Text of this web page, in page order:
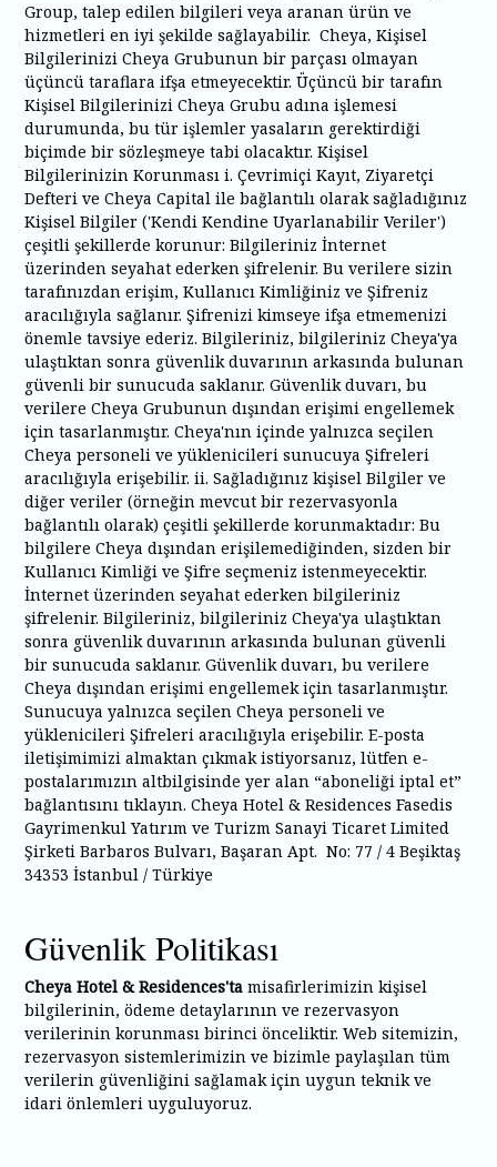
Group, talep edilen bilgileri veya aranan ürün ve
hizmetleri en iyi şekilde sağlayabilir. Cheya, Kişisel
Bilgilerinizi Cheya Grubunun bir parçası olmayan
üçüncü taraflara ifşa etmeyecektir. Üçüncü bir tarafın
Kişisel Bilgilerinizi Cheya Grubu adına işlemesi
durumunda, bu tür işlemler yasaların gerektirdiği
biçimde bir sözleşmeye tabi olacaktır. Kişisel
Bilgilerinizin Korunması i. Çevrimiçi Kayıt, Ziyaretçi
Defteri ve Cheya Capital ile bağlantılı olarak sağladığınız
Kişisel Bilgiler ('Kendi Kendine Uyarlanabilir Veriler')
çeşitli şekillerde korunur: Bilgileriniz İnternet
üzerinden seyahat ederken şifrelenir. Bu verilere sizin
tarafınızdan erişim, Kullanıcı Kimliğiniz ve Şifreniz
aracılığıyla sağlanır. Şifrenizi kimseye ifşa etmemenizi
önemle tavsiye ederiz. Bilgileriniz, bilgileriniz Cheya'ya
ulaştıktan sonra güvenlik duvarının arkasında bulunan
güvenli bir sunucuda saklanır. Güvenlik duvarı, bu
verilere Cheya Grubunun dışından erişimi engellemek
için tasarlanmıştır. Cheya'nın içinde yalnızca seçilen
Cheya personeli ve yüklenicileri sunucuya Şifreleri
aracılığıyla erişebilir. ii. Sağladığınız kişisel Bilgiler ve
diğer veriler (örneğin mevcut bir rezervasyonla
bağlantılı olarak) çeşitli şekillerde korunmaktadır: Bu
bilgilere Cheya dışından erişilemediğinden, sizden bir
Kullanıcı Kimliği ve Şifre seçmeniz istenmeyecektir.
İnternet üzerinden seyahat ederken bilgileriniz
şifrelenir. Bilgileriniz, bilgileriniz Cheya'ya ulaştıktan
sonra güvenlik duvarının arkasında bulunan güvenli
bir sunucuda saklanır. Güvenlik duvarı, bu verilere
Cheya dışından erişimi engellemek için tasarlanmıştır.
Sunucuya yalnızca seçilen Cheya personeli ve
yüklenicileri Şifreleri aracılığıyla erişebilir. E-posta
iletişimimizi almaktan çıkmak istiyorsanız, lütfen e-
postalarımızın altbilgisinde yer alan “aboneliği iptal et”
bağlantısını tıklayın. Cheya Hotel & Residences Fasedis
Gayrimenkul Yatırım ve Turizm Sanayi Ticaret Limited
Şirketi Barbaros Bulvarı, Başaran Apt. No: 77 / 4 Beşiktaş
34353 İstanbul / Türkiye
Güvenlik Politikası
Cheya Hotel & Residences'ta misafirlerimizin kişisel
bilgilerinin, ödeme detaylarının ve rezervasyon
verilerinin korunması birinci önceliktir. Web sitemizin,
rezervasyon sistemlerimizin ve bizimle paylaşılan tüm
verilerin güvenliğini sağlamak için uygun teknik ve
idari önlemleri uyguluyoruz.